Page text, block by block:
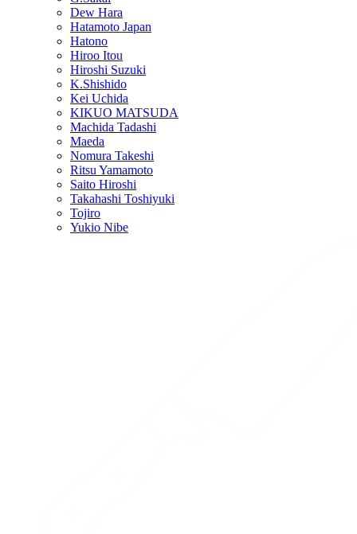
Dew Hara
Hatamoto Japan
Hatono
Hiroo Itou
Hiroshi Suzuki
K.Shishido
Kei Uchida
KIKUO MATSUDA
Machida Tadashi
Maeda
Nomura Takeshi
Ritsu Yamamoto
Saito Hiroshi
Takahashi Toshiyuki
Tojiro
Yukio Nibe